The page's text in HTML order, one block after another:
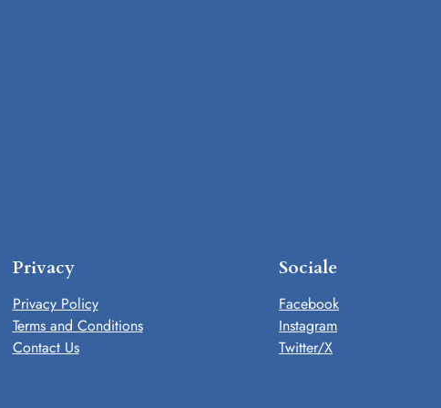
Privacy
Privacy Policy
Terms and Conditions
Contact Us
Sociale
Facebook
Instagram
Twitter/X